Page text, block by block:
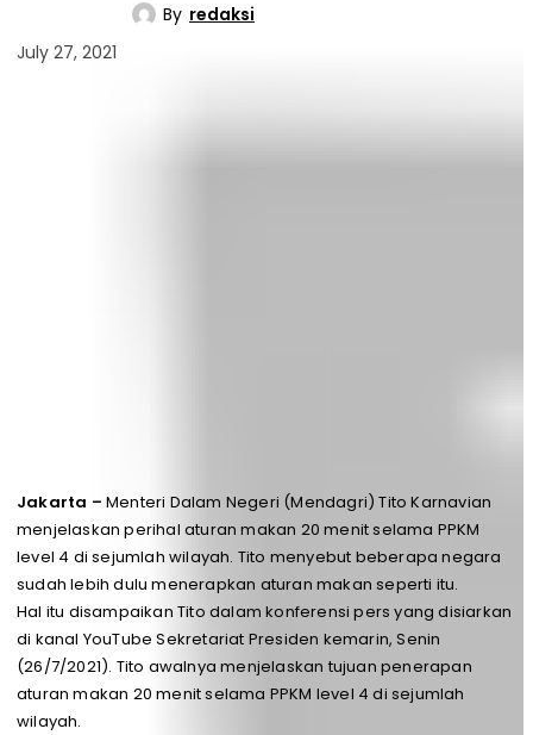
By redaksi
July 27, 2021
Jakarta – Menteri Dalam Negeri (Mendagri) Tito Karnavian
menjelaskan perihal aturan makan 20 menit selama PPKM
level 4 di sejumlah wilayah. Tito menyebut beberapa negara
sudah lebih dulu menerapkan aturan makan seperti itu.
Hal itu disampaikan Tito dalam konferensi pers yang disiarkan
di kanal YouTube Sekretariat Presiden kemarin, Senin
(26/7/2021). Tito awalnya menjelaskan tujuan penerapan
aturan makan 20 menit selama PPKM level 4 di sejumlah
wilayah.